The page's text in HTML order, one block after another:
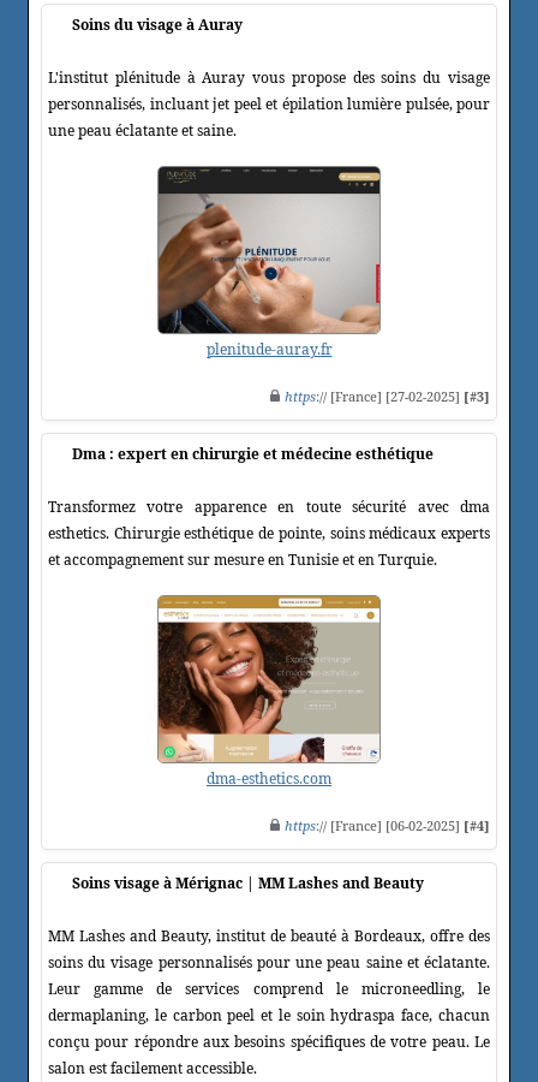
Soins du visage à Auray
L'institut plénitude à Auray vous propose des soins du visage
personnalisés, incluant jet peel et épilation lumière pulsée, pour
une peau éclatante et saine.
plenitude-auray.fr
https:// [France] [27-02-2025] [#3]
Dma : expert en chirurgie et médecine esthétique
Transformez votre apparence en toute sécurité avec dma
esthetics. Chirurgie esthétique de pointe, soins médicaux experts
et accompagnement sur mesure en Tunisie et en Turquie.
dma-esthetics.com
https:// [France] [06-02-2025] [#4]
Soins visage à Mérignac | MM Lashes and Beauty
MM Lashes and Beauty, institut de beauté à Bordeaux, offre des
soins du visage personnalisés pour une peau saine et éclatante.
Leur gamme de services comprend le microneedling, le
dermaplaning, le carbon peel et le soin hydraspa face, chacun
conçu pour répondre aux besoins spécifiques de votre peau. Le
salon est facilement accessible.